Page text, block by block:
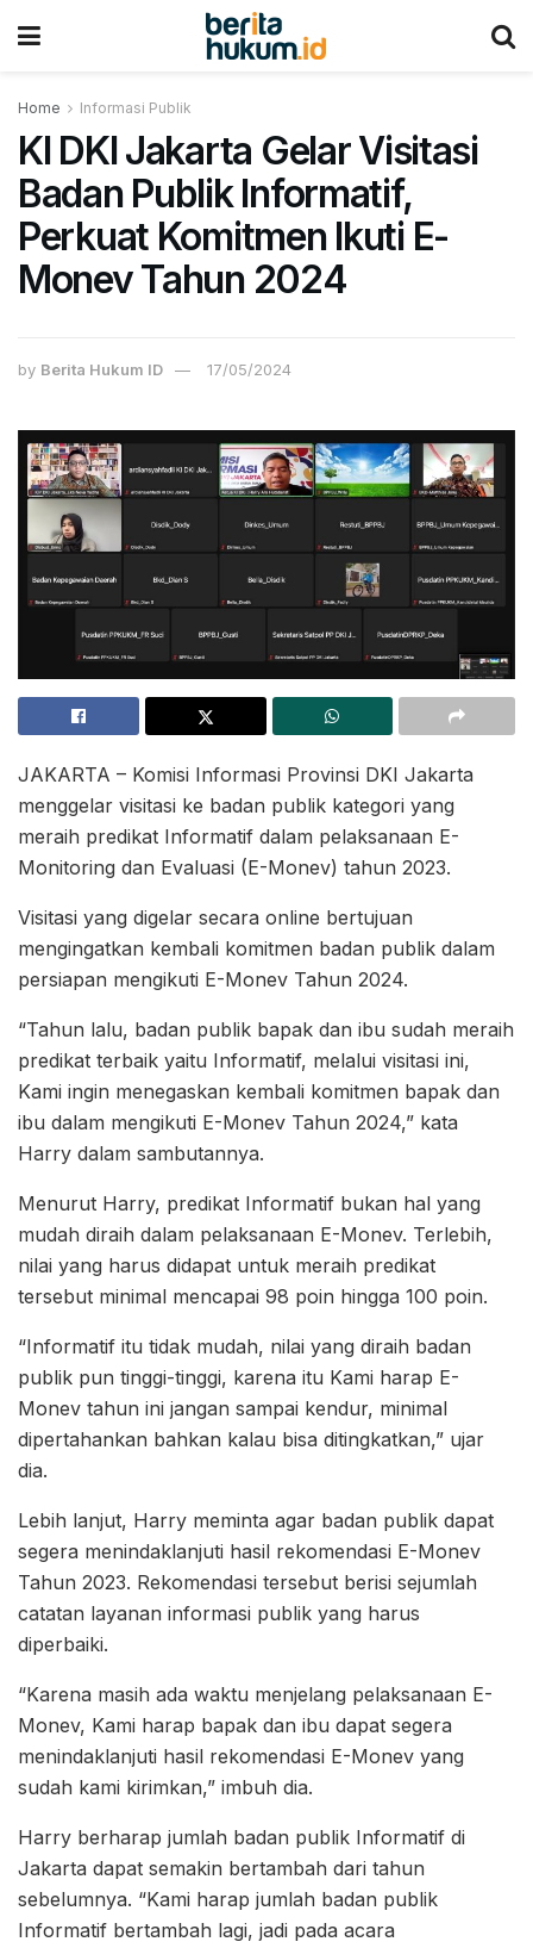
Home Informasi Publik
KI DKI Jakarta Gelar Visitasi
Badan Publik Informatif,
Perkuat Komitmen Ikuti E-
Monev Tahun 2024
by Berita Hukum ID 17/05/2024
JAKARTA – Komisi Informasi Provinsi DKI Jakarta
menggelar visitasi ke badan publik kategori yang
meraih predikat Informatif dalam pelaksanaan E-
Monitoring dan Evaluasi (E-Monev) tahun 2023.
Visitasi yang digelar secara online bertujuan
mengingatkan kembali komitmen badan publik dalam
persiapan mengikuti E-Monev Tahun 2024.
“Tahun lalu, badan publik bapak dan ibu sudah meraih
predikat terbaik yaitu Informatif, melalui visitasi ini,
Kami ingin menegaskan kembali komitmen bapak dan
ibu dalam mengikuti E-Monev Tahun 2024,” kata
Harry dalam sambutannya.
Menurut Harry, predikat Informatif bukan hal yang
mudah diraih dalam pelaksanaan E-Monev. Terlebih,
nilai yang harus didapat untuk meraih predikat
tersebut minimal mencapai 98 poin hingga 100 poin.
“Informatif itu tidak mudah, nilai yang diraih badan
publik pun tinggi-tinggi, karena itu Kami harap E-
Monev tahun ini jangan sampai kendur, minimal
dipertahankan bahkan kalau bisa ditingkatkan,” ujar
dia.
Lebih lanjut, Harry meminta agar badan publik dapat
segera menindaklanjuti hasil rekomendasi E-Monev
Tahun 2023. Rekomendasi tersebut berisi sejumlah
catatan layanan informasi publik yang harus
diperbaiki.
“Karena masih ada waktu menjelang pelaksanaan E-
Monev, Kami harap bapak dan ibu dapat segera
menindaklanjuti hasil rekomendasi E-Monev yang
sudah kami kirimkan,” imbuh dia.
Harry berharap jumlah badan publik Informatif di
Jakarta dapat semakin bertambah dari tahun
sebelumnya. “Kami harap jumlah badan publik
Informatif bertambah lagi, jadi pada acara